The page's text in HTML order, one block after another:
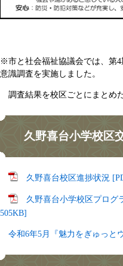
※市と社会福祉協議会では、第
意識調査を実施しました。
調査結果を校区ごとにまとめ
久野喜台小学校区
久野喜台校区進捗状況
久野喜台小学校区プログ
505KB]
令和6年5月『魅力をぎゅっと